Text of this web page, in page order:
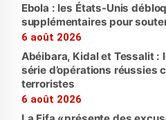
Ebola : les États-Unis
supplémentaires pour
6 août 2026
Abéibara, Kidal et Tessalit :
série d’opérations réussies
terroristes
6 août 2026